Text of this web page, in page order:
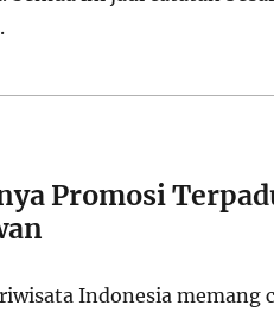
Promosi
Indonesia memang